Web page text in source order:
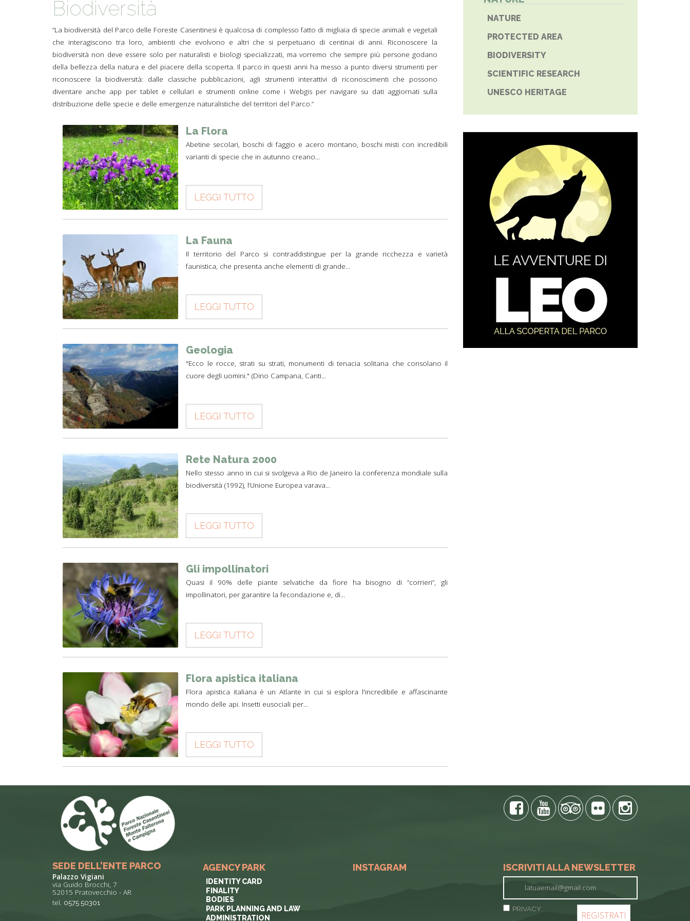
GUIDED WALKS
RULES FOR SAFE HIKING
DEER CENSUS
SUSTAINABLE TOURISM
TO THE PLANETARIUM BY TRAIN
A PATH FOR HEALTH
SUSTAINABILITY
HISTORY AND CULTURE
HISTORY AND CULTURE
THE PEOPLES OF THE PARK
Biodiversità
“La biodiversità del Parco delle Foreste Casentinesi è qualcosa di complesso fatto di migliaia di specie animali e vegetali
che interagiscono tra loro, ambienti che evolvono e altri che si perpetuano di centinai di anni. Riconoscere la
biodiversità non deve essere solo per naturalisti e biologi specializzati, ma vorremo che sempre più persone godano
della bellezza della natura e del piacere della scoperta. Il parco in questi anni ha messo a punto diversi strumenti per
riconoscere la biodiversità: dalle classiche pubblicazioni, agli strumenti interattivi di riconoscimenti che possono
diventare anche app per tablet e cellulari e strumenti online come i Webgis per navigare su dati aggiornati sulla
distribuzione delle specie e delle emergenze naturalistiche del territori del Parco.”
La Flora
Abetine secolari, boschi di faggio e acero montano, boschi misti con incredibili
varianti di specie che in autunno creano...
LEGGI TUTTO
La Fauna
Il territorio del Parco si contraddistingue per la grande ricchezza e varietà
faunistica, che presenta anche elementi di grande...
LEGGI TUTTO
Geologia
"Ecco le rocce, strati su strati, monumenti di tenacia solitaria che consolano il
cuore degli uomini." (Dino Campana, Canti...
LEGGI TUTTO
Rete Natura 2000
Nello stesso anno in cui si svolgeva a Rio de Janeiro la conferenza mondiale sulla
biodiversità (1992), l’Unione Europea varava...
LEGGI TUTTO
Gli impollinatori
Quasi il 90% delle piante selvatiche da fiore ha bisogno di “corrieri”, gli
impollinatori, per garantire la fecondazione e, di...
LEGGI TUTTO
Flora apistica italiana
Flora apistica italiana è un Atlante in cui si esplora l'incredibile e affascinante
mondo delle api. Insetti eusociali per...
LEGGI TUTTO
NATURE
PROTECTED AREA
BIODIVERSITY
SCIENTIFIC RESEARCH
UNESCO HERITAGE
SEDE DELL’ENTE PARCO
Palazzo Vigiani
via Guido Brocchi, 7
52015 Pratovecchio - AR
tel. 0575 50301
AGENCY PARK
IDENTITY CARD
FINALITY
BODIES
PARK PLANNING AND LAW
ADMINISTRATION
INSTAGRAM ISCRIVITI ALLA NEWSLETTER
PRIVACY